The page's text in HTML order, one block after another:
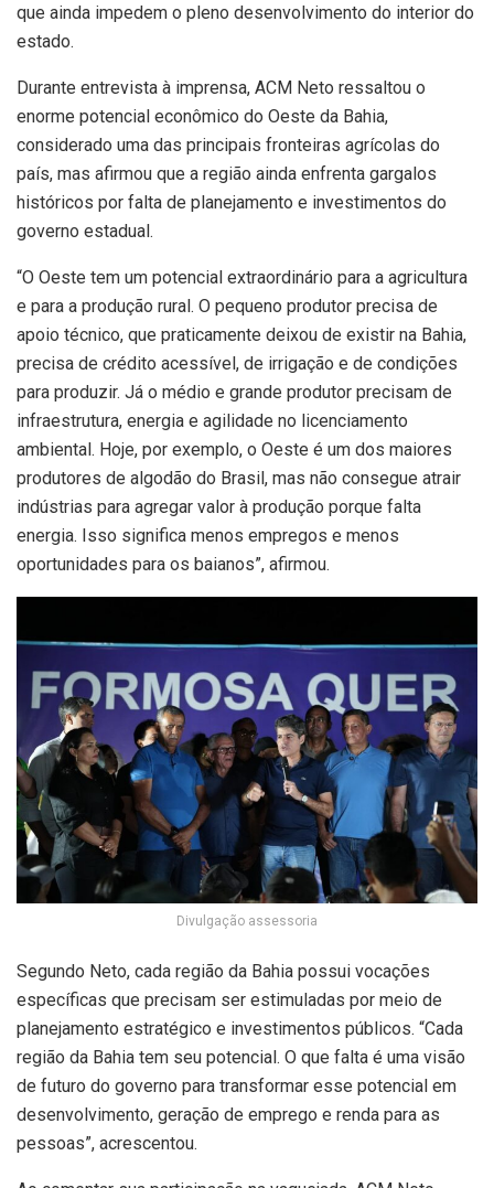
que ainda impedem o pleno desenvolvimento do interior do
estado.
Durante entrevista à imprensa, ACM Neto ressaltou o
enorme potencial econômico do Oeste da Bahia,
considerado uma das principais fronteiras agrícolas do
país, mas afirmou que a região ainda enfrenta gargalos
históricos por falta de planejamento e investimentos do
governo estadual.
“O Oeste tem um potencial extraordinário para a agricultura
e para a produção rural. O pequeno produtor precisa de
apoio técnico, que praticamente deixou de existir na Bahia,
precisa de crédito acessível, de irrigação e de condições
para produzir. Já o médio e grande produtor precisam de
infraestrutura, energia e agilidade no licenciamento
ambiental. Hoje, por exemplo, o Oeste é um dos maiores
produtores de algodão do Brasil, mas não consegue atrair
indústrias para agregar valor à produção porque falta
energia. Isso significa menos empregos e menos
oportunidades para os baianos”, afirmou.
Divulgação assessoria
Segundo Neto, cada região da Bahia possui vocações
específicas que precisam ser estimuladas por meio de
planejamento estratégico e investimentos públicos. “Cada
região da Bahia tem seu potencial. O que falta é uma visão
de futuro do governo para transformar esse potencial em
desenvolvimento, geração de emprego e renda para as
pessoas”, acrescentou.